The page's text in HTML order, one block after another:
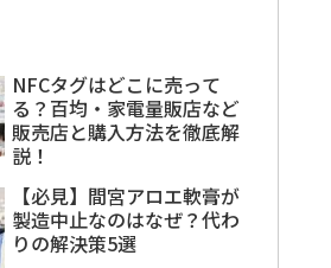
NFCタグはどこに売って
る？百均・家電量販店など
販売店と購入方法を徹底解
説！
【必見】間宮アロエ軟膏が
製造中止なのはなぜ？代わ
りの解決策5選